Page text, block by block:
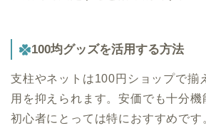
100均グッズを活用する方法
支柱やネットは100円ショップで揃
用を抑えられます。安価でも十分機
初心者にとっては特におすすめです